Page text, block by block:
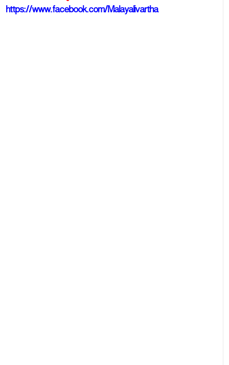
https://www.facebook.com/Malayalivartha